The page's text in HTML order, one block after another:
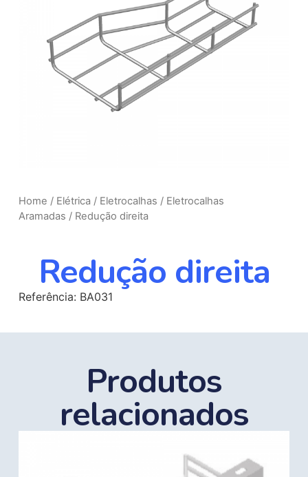
Home / Elétrica / Eletrocalhas / Eletrocalhas
Aramadas / Redução direita
Redução direita
Referência: BA031
Produtos
relacionados